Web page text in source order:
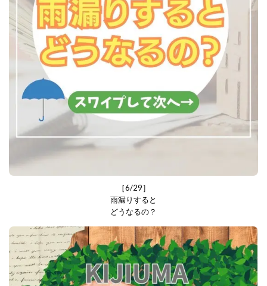
［6/29］
雨漏りすると
どうなるの？